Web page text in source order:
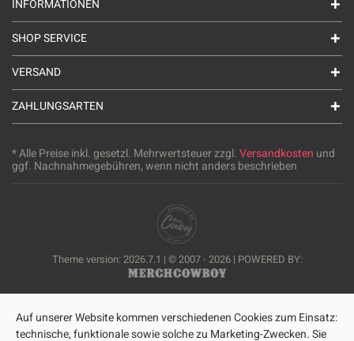
INFORMATIONEN
SHOP SERVICE
VERSAND
ZAHLUNGSARTEN
* Alle Preise inkl. gesetzl. Mehrwertsteuer zzgl.Versandkosten und
ggf. Nachnahmegebühren, wenn nicht anders beschrieben
Theme version: 2026.7.1 | © 2007 - 2026 | POWERED BY:
Auf unserer Website kommen verschiedenen Cookies zum Einsatz:
technische, funktionale sowie solche zu Marketing-Zwecken. Sie